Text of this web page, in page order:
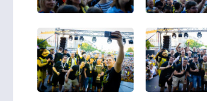
MEGÁLLNI TILOS,
KÖTELEZŐ
vagyok én, te vagy te / zártkörű
előadás (Előadás/Kiállítás)